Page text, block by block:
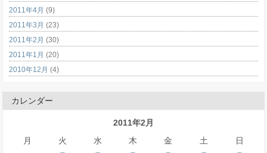
2011年4月 (9)
2011年3月 (23)
2011年2月 (30)
2011年1月 (20)
2010年12月 (4)
カレンダー
2011年2月
月
火 水 木 金 土 日